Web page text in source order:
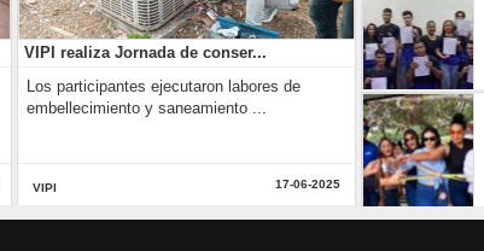
VIPI realiza Jornada de conser...
Los participantes ejecutaron labores de
embellecimiento y saneamiento ...
VIPI 17-06-2025